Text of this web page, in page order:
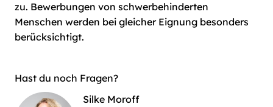
zu. Bewerbungen von schwerbehinderten
Menschen werden bei gleicher Eignung besonders
berücksichtigt.
Hast du noch Fragen?
Silke Moroff